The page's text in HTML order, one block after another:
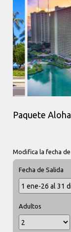
Paquete
Modifica la fecha
Fecha de Salida
Adultos